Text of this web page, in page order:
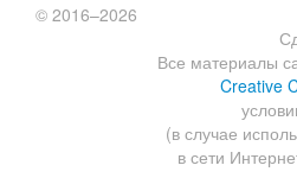
Все материалы
Creative
(в случае
в сети
© 2016–2026